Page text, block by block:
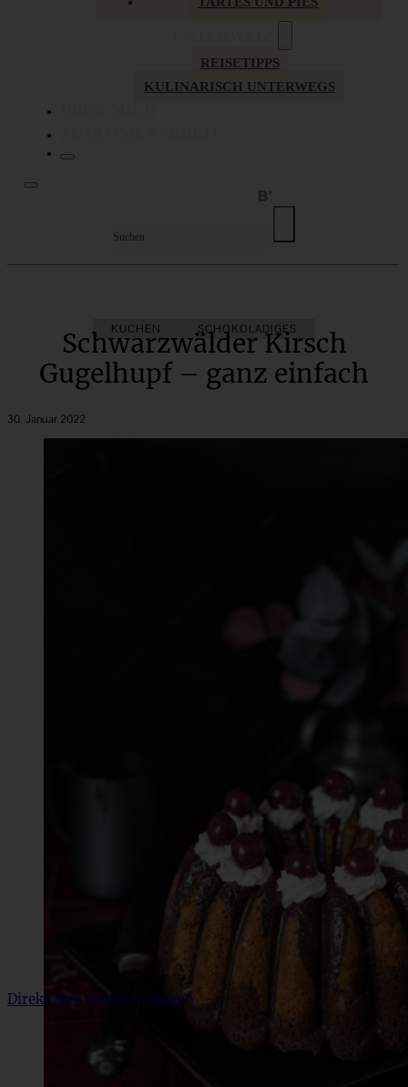
REISETIPPS
KULINARISCH UNTERWEGS
KUCHEN SCHOKOLADIGES
Schwarzwälder Kirsch
Gugelhupf – ganz einfach
30. Januar 2022
Direkt zum Rezept springen